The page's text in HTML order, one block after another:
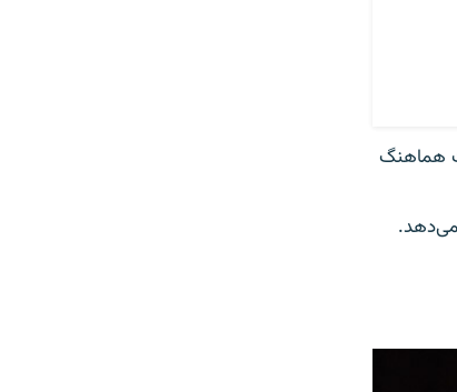
هماهنگ
می‌دهد.